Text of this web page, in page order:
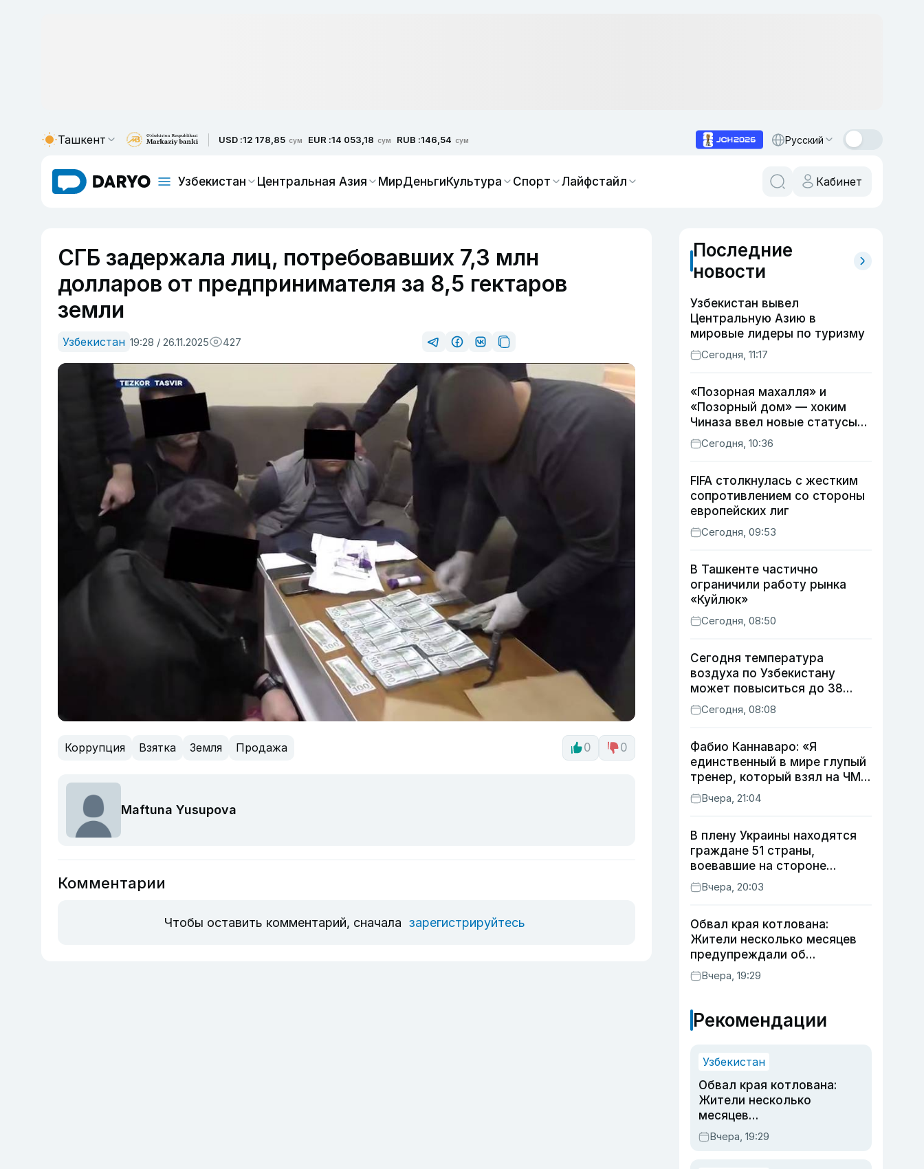
Ташкент USD :12 178,85 сум EUR :14 053,18 сум RUB :146,54 сум Русский
Узбекистан Центральная Азия МирДеньгиКультура Спорт Лайфстайл Кабинет
СГБ задержала лиц, потребовавших 7,3 млн
долларов от предпринимателя за 8,5 гектаров
земли
Узбекистан 19:28 / 26.11.2025 427
Коррупция Взятка Земля Продажа 0 0
Maftuna Yusupova
Комментарии
Чтобы оставить комментарий, сначала зарегистрируйтесь
Последние
новости
Узбекистан вывел
Центральную Азию в
мировые лидеры по туризму
Сегодня, 11:17
«Позорная махалля» и
«Позорный дом» — хоким
Чиназа ввел новые статусы
для неблагоустроенных
территорий
Сегодня, 10:36
FIFA столкнулась с жестким
сопротивлением со стороны
европейских лиг
Сегодня, 09:53
В Ташкенте частично
ограничили работу рынка
«Куйлюк»
Сегодня, 08:50
Сегодня температура
воздуха по Узбекистану
может повыситься до 38
градусов
Сегодня, 08:08
Фабио Каннаваро: «Я
единственный в мире глупый
тренер, который взял на ЧМ
футболиста с травмой»
Вчера, 21:04
В плену Украины находятся
граждане 51 страны,
воевавшие на стороне
России
Вчера, 20:03
Обвал края котлована:
Жители несколько месяцев
предупреждали об
опасности, но стройка
продолжалась
Вчера, 19:29
Рекомендации
Узбекистан
Обвал края котлована:
Жители несколько
месяцев
предупреждали об
опасности, но стройка
Вчера, 19:29